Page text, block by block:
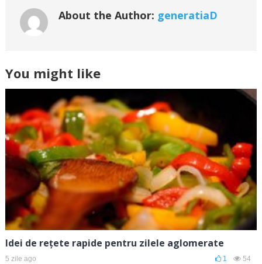
About the Author: generatiaD
You might like
Idei de rețete rapide pentru zilele aglomerate
5 zile ago 1 54